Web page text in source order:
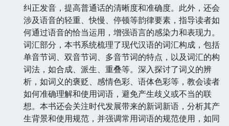
纠正发音，提高普通话的清晰度和准确度。此外，还会
涉及语音的轻重、快慢、停顿等韵律要素，指导读者如
何通过语音的恰当运用，增强语言的感染力和表现力。
词汇部分，本书系统梳理了现代汉语的词汇构成，包括
单音节词、双音节词、多音节词的特点，以及词汇的构
词法，如合成、派生、重叠等。深入探讨了词义的辨
析，如词义的褒贬、感情色彩、语体色彩等，教会读者
如何准确理解和使用词语，避免产生歧义或不当的联
想。本书还会关注时代发展带来的新词新语，分析其产
生背景和使用规范，并强调常用词语的规范使用，如同